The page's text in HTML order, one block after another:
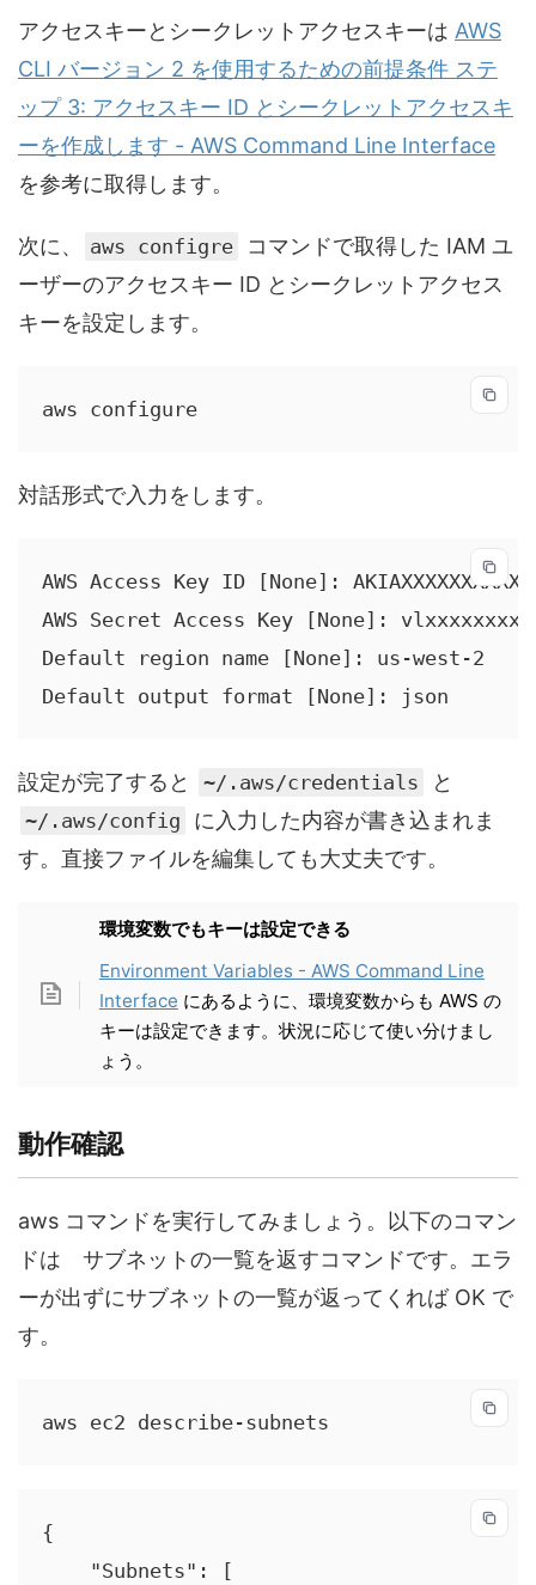
アクセスキーとシークレットアクセスキーは AWS
CLI バージョン 2 を使用するための前提条件 ステ
ップ 3: アクセスキー ID とシークレットアクセスキ
ーを作成します - AWS Command Line Interface
を参考に取得します。
次に、 aws configre
コマンドで取得した IAM ユ
ーザーのアクセスキー ID とシークレットアクセス
キーを設定します。
aws configure
対話形式で入力をします。
AWS Access Key ID [None]:
AWS Secret Access Key [None]:
Default region name [None]: us-west-2
Default output format [None]: json
設定が完了すると ~/.aws/credentials と
~/.aws/config
に入力した内容が書き込まれま
す。直接ファイルを編集しても大丈夫です。
環境変数でもキーは設定できる
Environment Variables - AWS Command Line
Interface にあるように、環境変数からも AWS の
キーは設定できます。状況に応じて使い分けまし
ょう。
動作確認
aws コマンドを実行してみましょう。以下のコマン
ドは サブネットの一覧を返すコマンドです。エラ
ーが出ずにサブネットの一覧が返ってくれば OK で
す。
aws ec2 describe-subnets
{
    "Subnets": [